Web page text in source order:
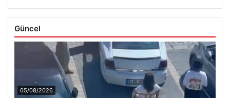
Güncel
05/08/2026